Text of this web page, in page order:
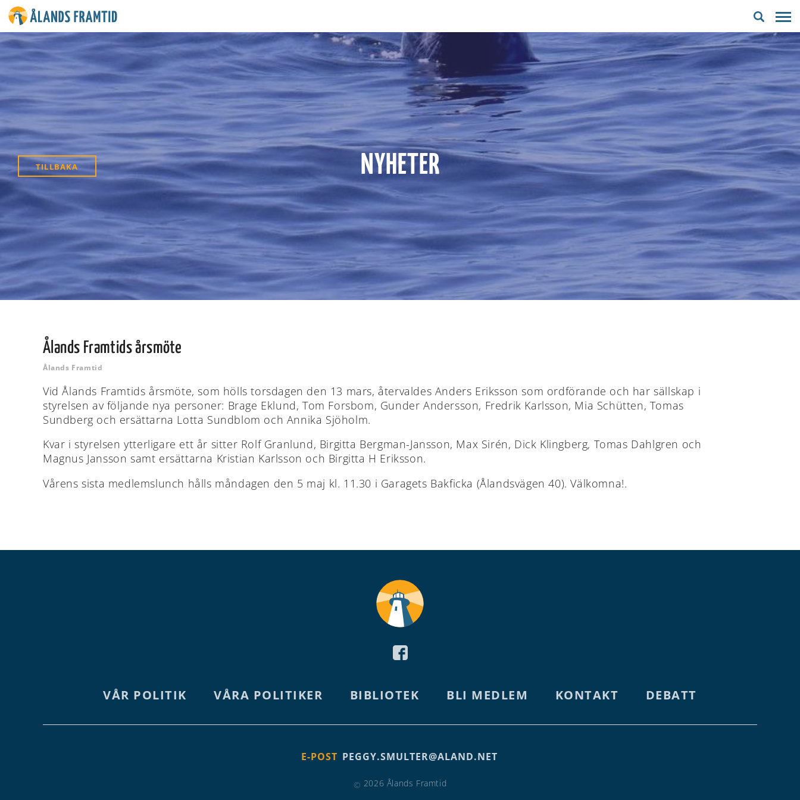
TILLBAKA NYHETER
Ålands Framtids årsmöte
Ålands Framtid
Vid Ålands Framtids årsmöte, som hölls torsdagen den 13 mars, återvaldes Anders Eriksson som ordförande och har sällskap i
styrelsen av följande nya personer: Brage Eklund, Tom Forsbom, Gunder Andersson, Fredrik Karlsson, Mia Schütten, Tomas
Sundberg och ersättarna Lotta Sundblom och Annika Sjöholm.
Kvar i styrelsen ytterligare ett år sitter Rolf Granlund, Birgitta Bergman-Jansson, Max Sirén, Dick Klingberg, Tomas Dahlgren och
Magnus Jansson samt ersättarna Kristian Karlsson och Birgitta H Eriksson.
Vårens sista medlemslunch hålls måndagen den 5 maj kl. 11.30 i Garagets Bakficka (Ålandsvägen 40). Välkomna!.
VÅR POLITIK VÅRA POLITIKER BIBLIOTEK BLI MEDLEM KONTAKT DEBATT
E-POST PEGGY.SMULTER@ALAND.NET
© 2026 Ålands Framtid